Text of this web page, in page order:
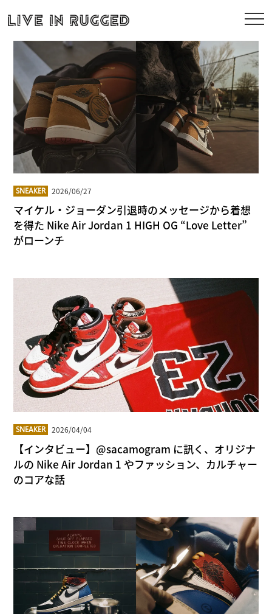
SNEAKER 2026/06/27
マイケル・ジョーダン引退時のメッセージから着想
を得た Nike Air Jordan 1 HIGH OG “Love Letter”
がローンチ
SNEAKER 2026/04/04
【インタビュー】@sacamogram に訊く、オリジナ
ルの Nike Air Jordan 1 やファッション、カルチャー
のコアな話